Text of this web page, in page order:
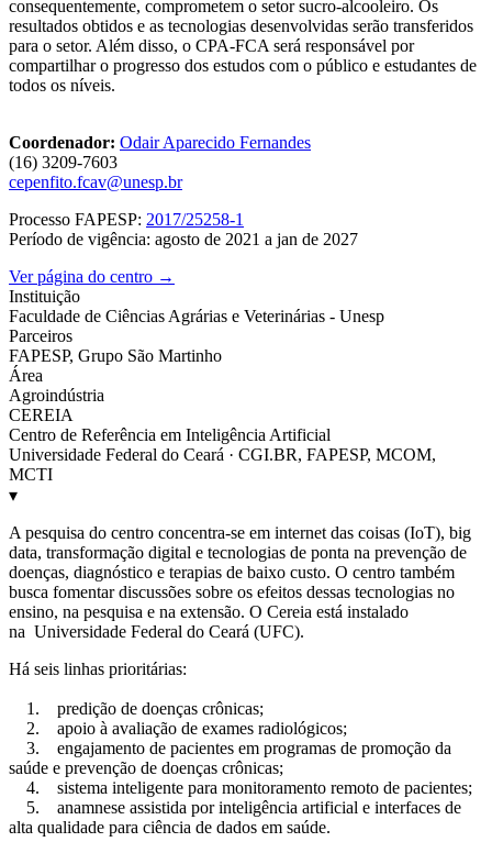
consequentemente, comprometem o setor sucro-alcooleiro. Os
resultados obtidos e as tecnologias desenvolvidas serão transferidos
para o setor. Além disso, o CPA-FCA será responsável por
compartilhar o progresso dos estudos com o público e estudantes de
todos os níveis.
Coordenador: Odair Aparecido Fernandes
(16) 3209-7603
cepenfito.fcav@unesp.br
Processo FAPESP: 2017/25258-1
Período de vigência: agosto de 2021 a jan de 2027
Ver página do centro →
Instituição
Faculdade de Ciências Agrárias e Veterinárias - Unesp
Parceiros
FAPESP, Grupo São Martinho
Área
Agroindústria
CEREIA
Centro de Referência em Inteligência Artificial
Universidade Federal do Ceará · CGI.BR, FAPESP, MCOM,
MCTI
▾
A pesquisa do centro concentra-se em internet das coisas (IoT), big
data, transformação digital e tecnologias de ponta na prevenção de
doenças, diagnóstico e terapias de baixo custo. O centro também
busca fomentar discussões sobre os efeitos dessas tecnologias no
ensino, na pesquisa e na extensão. O Cereia está instalado
na Universidade Federal do Ceará (UFC).
Há seis linhas prioritárias:
1. predição de doenças crônicas;
2. apoio à avaliação de exames radiológicos;
3. engajamento de pacientes em programas de promoção da
saúde e prevenção de doenças crônicas;
4. sistema inteligente para monitoramento remoto de pacientes;
5. anamnese assistida por inteligência artificial e interfaces de
alta qualidade para ciência de dados em saúde.